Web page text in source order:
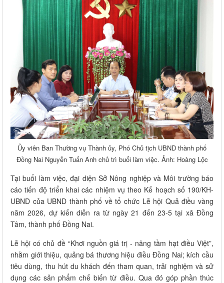
Ủy viên Ban Thường vụ Thành ủy, Phó Chủ tịch UBND thành phố
Đồng Nai Nguyễn Tuấn Anh chủ trì buổi làm việc. Ảnh: Hoàng Lộc
Tại buổi làm việc, đại diện Sở Nông nghiệp và Môi trường báo
cáo tiến độ triển khai các nhiệm vụ theo Kế hoạch số 190/KH-
UBND của UBND thành phố về tổ chức Lễ hội Quả điều vàng
năm 2026, dự kiến diễn ra từ ngày 21 đến 23-5 tại xã Đồng
Tâm, thành phố Đồng Nai.
Lễ hội có chủ đề “Khơi nguồn giá trị - nâng tầm hạt điều Việt”,
nhằm giới thiệu, quảng bá thương hiệu điều Đồng Nai; kích cầu
tiêu dùng, thu hút du khách đến tham quan, trải nghiệm và sử
dụng các sản phẩm chế biến từ điều. Qua đó góp phần thúc